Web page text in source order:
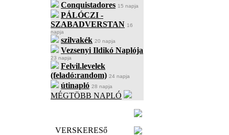
Conquistadores 15 napja
PÁLÓCZI -
SZABADVERSTAN 16
napja
szilvakék 20 napja
Vezsenyi Ildikó Naplója
23 napja
Felvil.levelek
(feladó:random) 24 napja
útinapló 28 napja
MÉGTÖBB NAPLÓ
VERSKERESő